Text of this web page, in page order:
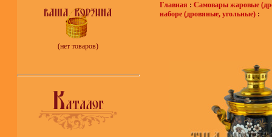
(нет товаров)
Главная : Самовары жаровые
наборе (дровяные, угольные) :